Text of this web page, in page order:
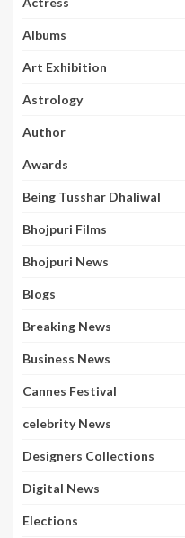
Albums
Art Exhibition
Astrology
Author
Awards
Being Tusshar Dhaliwal
Bhojpuri Films
Bhojpuri News
Blogs
Breaking News
Business News
Cannes Festival
celebrity News
Designers Collections
Digital News
Elections